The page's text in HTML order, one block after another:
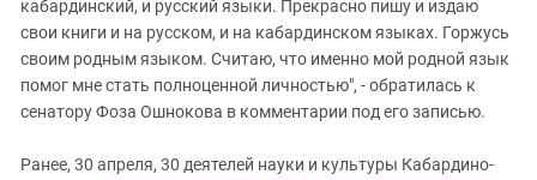
кабардинский, и русский языки. Прекрасно пишу и издаю
свои книги и на русском, и на кабардинском языках. Горжусь
своим родным языком. Считаю, что именно мой родной язык
помог мне стать полноценной личностью", - обратилась к
сенатору Фоза Ошнокова в комментарии под его записью.
Ранее, 30 апреля, 30 деятелей науки и культуры Кабардино-